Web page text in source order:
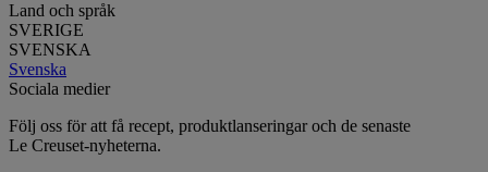
Land och språk
SVERIGE
SVENSKA
Svenska
Sociala medier
Följ oss för att få recept, produktlanseringar och de senaste
Le Creuset-nyheterna.